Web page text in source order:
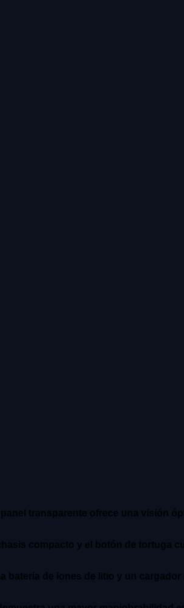
transparente ofrece una visión
compacto y el botón de tortuga
batería de iones de litio y un